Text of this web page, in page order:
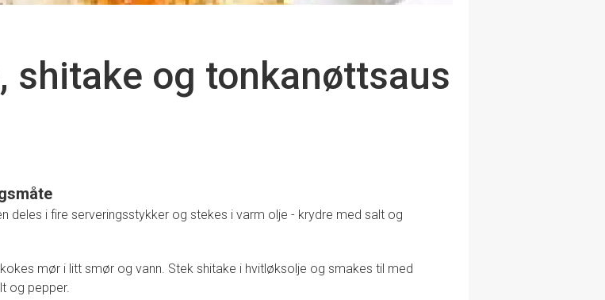
shitake og tonkanøttsaus
deles i fire serveringsstykker og stekes i varm olje - krydre med salt og
mør i litt smør og vann. Stek shitake i hvitløksolje og smakes til med
og pepper.